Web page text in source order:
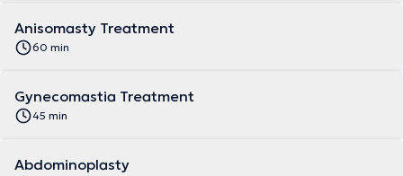
Anisomasty Treatment
60 min
Gynecomastia Treatment
45 min
Abdominoplasty